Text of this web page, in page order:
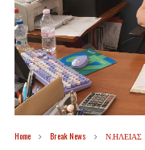
Home Break News Ν.ΗΛΕΙΑΣ